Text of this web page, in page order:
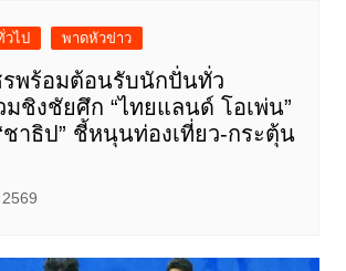
ไป พาดหัวข่าว
รพร้อมต้อนรับนักปั่นทั่ว
มชิงชัยศึก “ไทยแลนด์ โอเพ่น”
าธิป” ชี้หนุนท่องเที่ยว-กระตุ้น